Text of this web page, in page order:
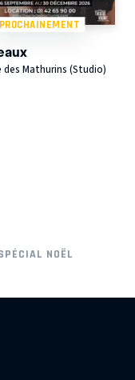
PROCHAINEMENT
des Mathurins (Studio)
NOËL